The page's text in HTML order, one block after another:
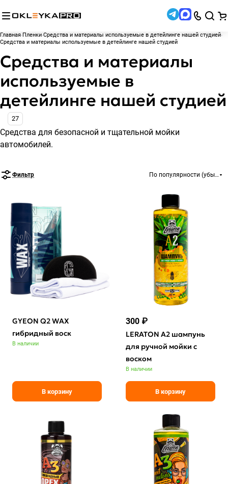
Главная Пленки Средства и материалы используемые в детейлинге нашей студией
Средства и материалы используемые в детейлинге нашей студией
Средства и материалы
используемые в
детейлинге нашей студией
27
Средства для безопасной и тщательной мойки
автомобилей.
Фильтр По популярности
GYEON Q2 WAX
гибридный воск
В наличии
В корзину
300 ₽
LERATON A2 шампунь
для ручной мойки с
воском
В наличии
В корзину